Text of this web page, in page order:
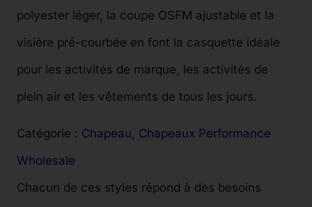
polyester léger, la coupe OSFM ajustable et la
visière pré-courbée en font la casquette idéale
pour les activités de marque, les activités de
plein air et les vêtements de tous les jours.
Catégorie : Chapeau, Chapeaux Performance
Wholesale
Chacun de ces styles répond à des besoins